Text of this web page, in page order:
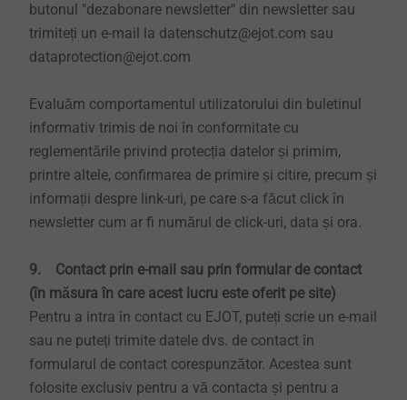
butonul "dezabonare newsletter" din newsletter sau
trimiteți un e-mail la datenschutz@ejot.com sau
dataprotection@ejot.com
Evaluăm comportamentul utilizatorului din buletinul
informativ trimis de noi în conformitate cu
reglementările privind protecția datelor și primim,
printre altele, confirmarea de primire și citire, precum și
informații despre link-uri, pe care s-a făcut click în
newsletter cum ar fi numărul de click-uri, data și ora.
9. Contact prin e-mail sau prin formular de contact
(în măsura în care acest lucru este oferit pe site)
Pentru a intra în contact cu EJOT, puteți scrie un e-mail
sau ne puteți trimite datele dvs. de contact în
formularul de contact corespunzător. Acestea sunt
folosite exclusiv pentru a vă contacta și pentru a